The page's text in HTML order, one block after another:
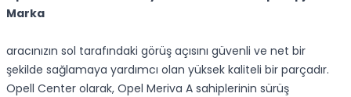
Marka
aracınızın sol tarafındaki görüş açısını güvenli ve net bir
şekilde sağlamaya yardımcı olan yüksek kaliteli bir parçadır.
Opell Center olarak, Opel Meriva A sahiplerinin sürüş